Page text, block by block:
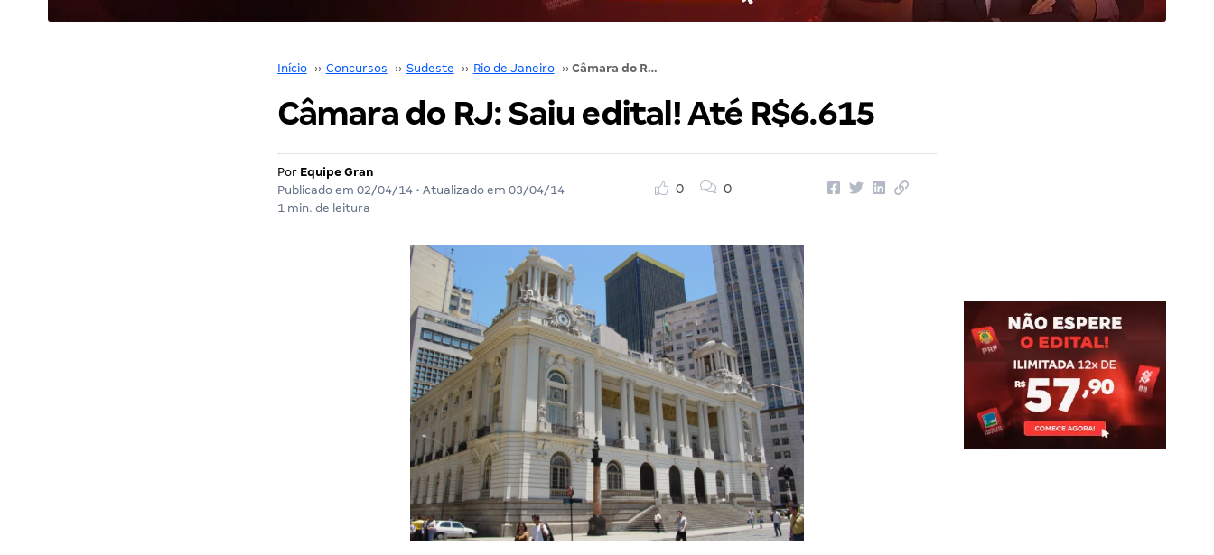
Início ›› Concursos ›› Sudeste ›› Rio de Janeiro ›› Câmara do RJ: Saiu edital! Até R$6.615
Câmara do RJ: Saiu edital! Até R$6.615
Por Equipe Gran
Publicado em 02/04/14• Atualizado em 03/04/14
1 min. de leitura
0 0